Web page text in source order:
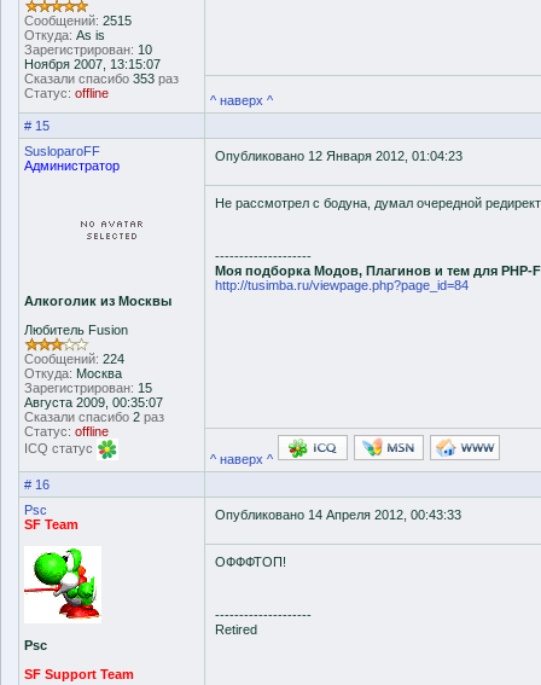
Сообщений: 2515
Откуда: As is
Зарегистрирован: 10
Ноября 2007, 13:15:07
Сказали спасибо 353 раз
Статус: offline
^ наверх ^
# 15
SusloparoFF
Администратор
Алкоголик из Москвы
Любитель Fusion
Сообщений: 224
Откуда: Москва
Зарегистрирован: 15
Августа 2009, 00:35:07
Сказали спасибо 2 раз
Статус: offline
ICQ статус
Опубликовано 12 Января 2012, 01:04:23
Не рассмотрел с бодуна, думал очередной
--------------------
Моя подборка Модов, Плагинов и тем для PHP-
http://tusimba.ru/viewpage.php?page_id=84
^ наверх ^
# 16
Psc
SF Team
Psc
SF Support Team
Опубликовано 14 Апреля 2012, 00:43:33
ОФФФТОП!
--------------------
Retired